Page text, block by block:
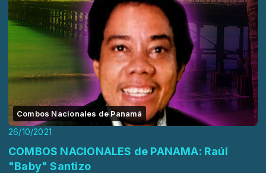
Combos Nacionales de Panamá
26/10/2021
COMBOS NACIONALES de PANAMA: Raúl
"Baby" Santizo